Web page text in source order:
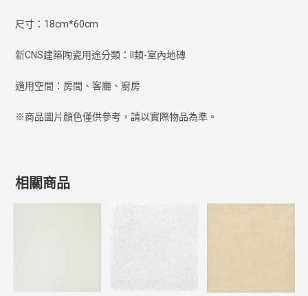
尺寸：18cm*60cm
新CNS建築陶瓷用途分類：II類-室內地磚
適用空間：房間、客廳、廚房
※商品圖片顏色僅供參考，請以實際物品為準。
相關商品